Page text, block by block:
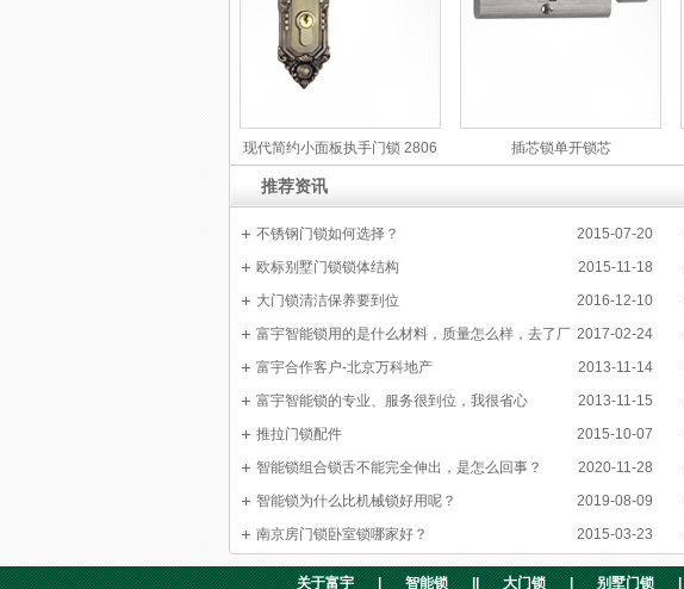
现代简约小面板执手门锁 2806 插芯锁单开锁芯
推荐资讯
2015-07-20
不锈钢门锁如何选择？
2015-11-18
欧标别墅门锁锁体结构
2016-12-10
大门锁清洁保养要到位
2017-02-24
富宇智能锁用的是什么材料，质量怎么样，去了厂
参观就选择了与富宇智能锁合作了。
2013-11-14
富宇合作客户-北京万科地产
2013-11-15
富宇智能锁的专业、服务很到位，我很省心
2015-10-07
推拉门锁配件
2020-11-28
智能锁组合锁舌不能完全伸出，是怎么回事？
2019-08-09
智能锁为什么比机械锁好用呢？
2015-03-23
南京房门锁卧室锁哪家好？
关于富宇 | 智能锁 || 大门锁 | 别墅门锁 |